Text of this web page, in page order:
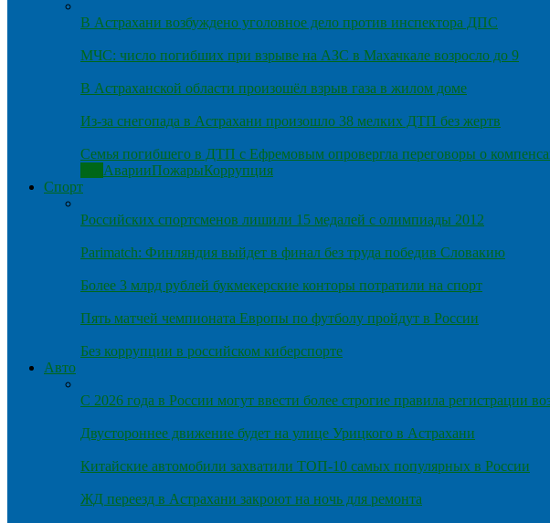
В Астрахани возбуждено уголовное дело против инспектора ДПС
МЧС: число погибших при взрыве на АЗС в Махачкале возросло до 9
В Астраханской области произошёл взрыв газа в жилом доме
Из-за снегопада в Астрахани произошло 38 мелких ДТП без жертв
Семья погибшего в ДТП с Ефремовым опровергла переговоры о
АварииПожарыКоррупция
Спорт
Российских спортсменов лишили 15 медалей с олимпиады 2012
Parimatch: Финляндия выйдет в финал без труда победив Словакию
Более 3 млрд рублей букмекерские конторы потратили на спорт
Пять матчей чемпионата Европы по футболу пройдут в России
Без коррупции в российском киберспорте
Авто
С 2026 года в России могут ввести более строгие правила регистрации
Двустороннее движение будет на улице Урицкого в Астрахани
Китайские автомобили захватили ТОП-10 самых популярных в России
ЖД переезд в Астрахани закроют на ночь для ремонта